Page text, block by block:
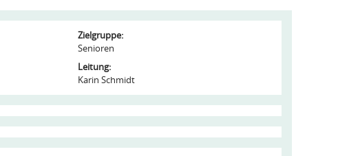
Zielgruppe:
Senioren
Leitung:
Karin Schmidt